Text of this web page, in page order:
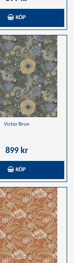
KÖP
Victor Brun
899 kr
KÖP